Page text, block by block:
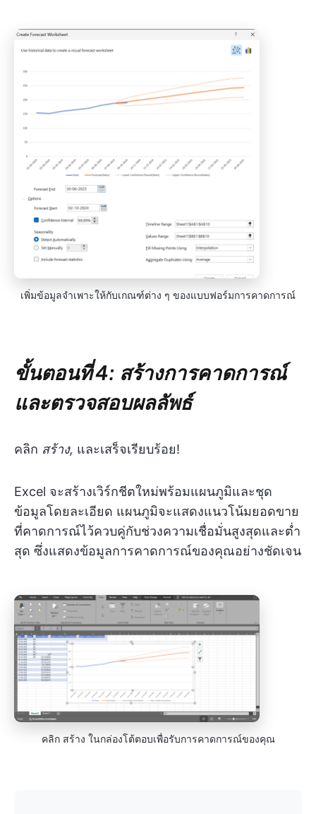
เพิ่มข้อมูลจำเพาะให้กับเกณฑ์ต่าง ๆ ของแบบฟอร์มการคาดการณ์
ขั้นตอนที่ 4: สร้างการคาดการณ์
และตรวจสอบผลลัพธ์
คลิก สร้าง, และเสร็จเรียบร้อย!
Excel จะสร้างเวิร์กชีตใหม่พร้อมแผนภูมิและชุด
ข้อมูลโดยละเอียด แผนภูมิจะแสดงแนวโน้มยอดขาย
ที่คาดการณ์ไว้ควบคู่กับช่วงความเชื่อมั่นสูงสุดและต่ำ
สุด ซึ่งแสดงข้อมูลการคาดการณ์ของคุณอย่างชัดเจน
คลิก สร้าง ในกล่องโต้ตอบเพื่อรับการคาดการณ์ของคุณ